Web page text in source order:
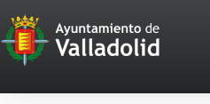
Portal
Web
del